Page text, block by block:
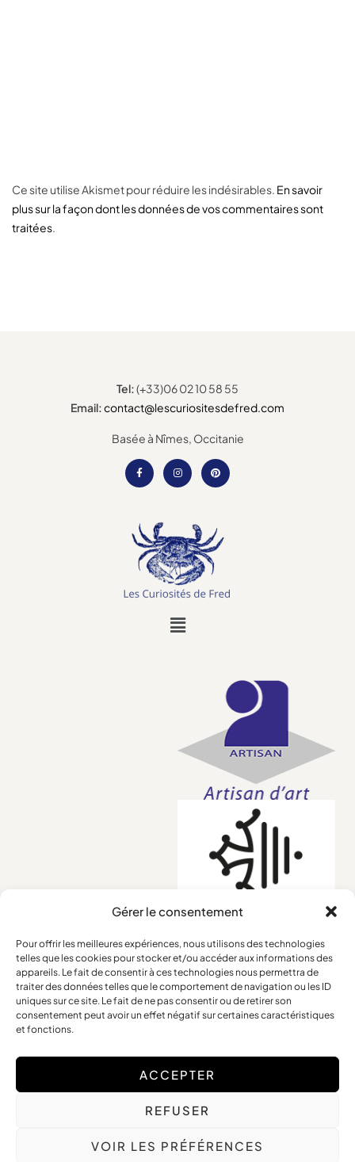
Gérer le consentement
Pour offrir les meilleures expériences, nous utilisons des technologies
telles que les cookies pour stocker et/ou accéder aux informations des
appareils. Le fait de consentir à ces technologies nous permettra de
traiter des données telles que le comportement de navigation ou les ID
uniques sur ce site. Le fait de ne pas consentir ou de retirer son
consentement peut avoir un effet négatif sur certaines caractéristiques
et fonctions.
ACCEPTER
REFUSER
VOIR LES PRÉFÉRENCES
Ce site utilise Akismet pour réduire les indésirables. En savoir
plus sur la façon dont les données de vos commentaires sont
traitées.
Tel:(+33)06 02 10 58 55
Email:contact@lescuriositesdefred.com
Basée à Nîmes, Occitanie
Conditions générales
Mentions légales
Retours et remboursements
Copyright © 2025 Frédérique Petit – Tous Droits Réservés